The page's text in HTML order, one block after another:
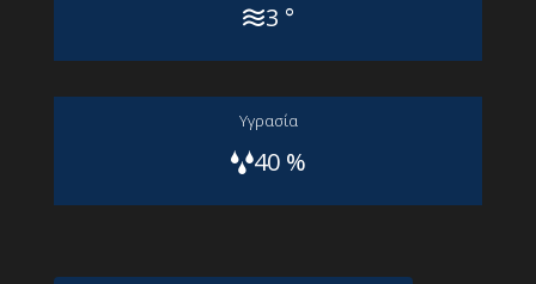
3 °
Yγρασία
40 %